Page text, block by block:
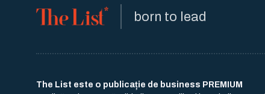
born to lead
The List este o publicație de business PREMIUM